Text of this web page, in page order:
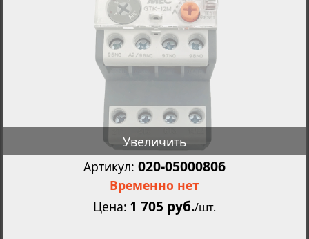
Увеличить
Артикул: 020-05000806
Временно нет
Цена 1 705 руб./шт.